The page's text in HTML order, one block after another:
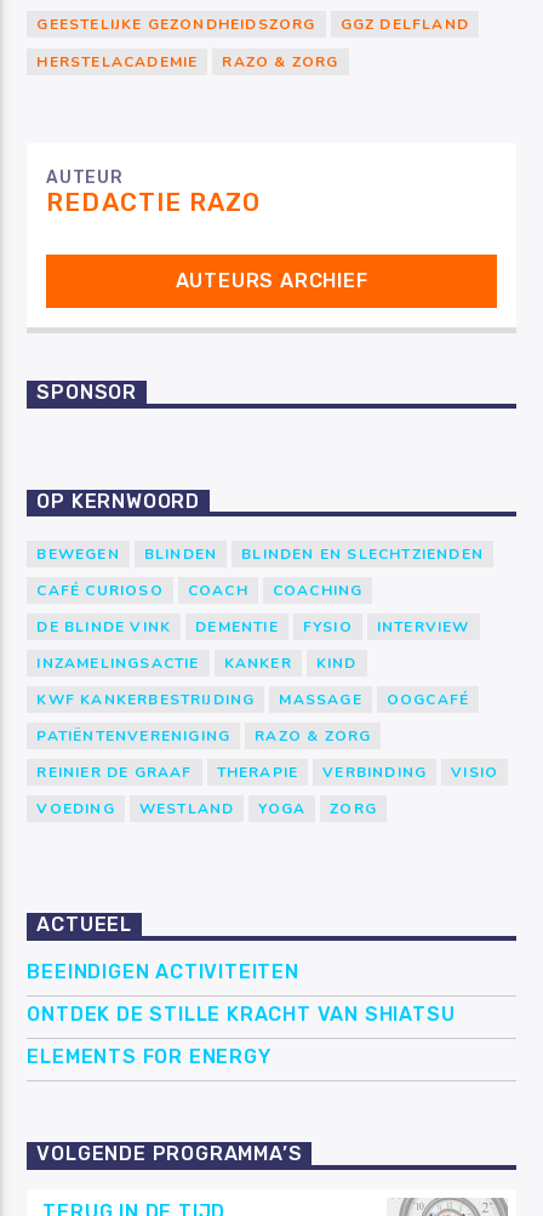
GEESTELIJKE GEZONDHEIDSZORG
GGZ DELFLAND
HERSTELACADEMIE
RAZO & ZORG
AUTEUR
REDACTIE RAZO
AUTEURS ARCHIEF
SPONSOR
OP KERNWOORD
BEWEGEN BLINDEN
BLINDEN EN SLECHTZIENDEN
CAFÉ CURIOSO
COACH
COACHING
DE BLINDE VINK
DEMENTIE FYSIO
INTERVIEW
INZAMELINGSACTIE
KANKER
KIND
KWF KANKERBESTRIJDING
MASSAGE
OOGCAFÉ
PATIËNTENVERENIGING
RAZO & ZORG
REINIER DE GRAAF
THERAPIE VERBINDING
VISIO
VOEDING
WESTLAND YOGA ZORG
ACTUEEL
BEEINDIGEN ACTIVITEITEN
ONTDEK DE STILLE KRACHT VAN SHIATSU
ELEMENTS FOR ENERGY
VOLGENDE PROGRAMMA’S